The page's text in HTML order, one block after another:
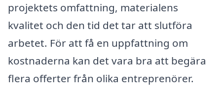
projektets omfattning, materialens
kvalitet och den tid det tar att slutföra
arbetet. För att få en uppfattning om
kostnaderna kan det vara bra att begära
flera offerter från olika entreprenörer.